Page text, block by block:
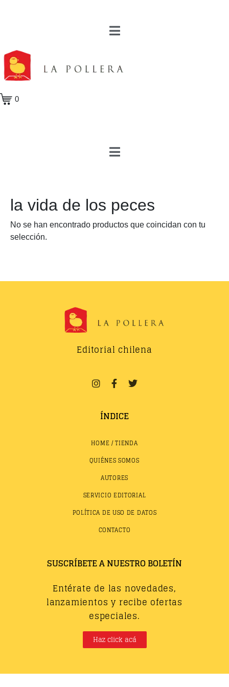
0
la vida de los peces
No se han encontrado productos que coincidan con tu
selección.
Editorial chilena
ÍNDICE
HOME / TIENDA
QUIÉNES SOMOS
AUTORES
SERVICIO EDITORIAL
POLÍTICA DE USO DE DATOS
CONTACTO
SUSCRÍBETE A NUESTRO BOLETÍN
Entérate de las novedades,
lanzamientos y recibe ofertas
especiales.
Haz click acá